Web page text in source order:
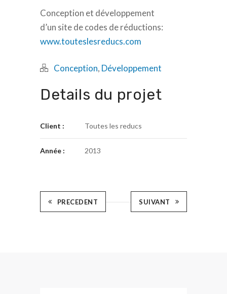
Conception et développement
d’un site de codes de réductions:
www.touteslesreducs.com
Conception, Développement
Details du projet
Client : Toutes les reducs
Année : 2013
PRECEDENT SUIVANT